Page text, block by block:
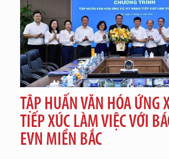
TẬP HUẤN VĂN HÓA ỨNG
TIẾP XÚC LÀM VIỆC VỚI
EVN MIỀN BẮC